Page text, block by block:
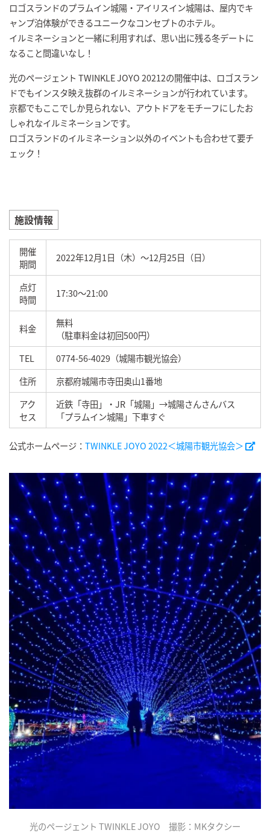
ロゴスランドのプラムイン城陽・アイリスイン城陽は、屋内でキ
ャンプ泊体験ができるユニークなコンセプトのホテル。
イルミネーションと一緒に利用すれば、思い出に残る冬デートに
なること間違いなし！
光のページェント TWINKLE JOYO 20212の開催中は、ロゴスラン
ドでもインスタ映え抜群のイルミネーションが行われています。
京都でもここでしか見られない、アウトドアをモチーフにしたお
しゃれなイルミネーションです。
ロゴスランドのイルミネーション以外のイベントも合わせて要チ
ェック！
施設情報
開催
期間
2022年12月1日（木）～12月25日（日）
点灯
時間
17:30～21:00
料金
無料
（駐車料金は初回500円）
TEL
0774-56-4029（城陽市観光協会）
住所
京都府城陽市寺田奥山1番地
アク
セス
近鉄「寺田」・JR「城陽」→城陽さんさんバス
「プラムイン城陽」下車すぐ
公式ホームページ： TWINKLE JOYO 2022＜城陽市観光協会＞
光のページェント TWINKLE JOYO 撮影：MKタクシー